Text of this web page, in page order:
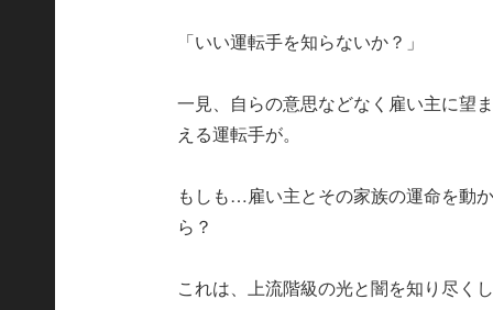
「いい運転手を知らないか？」
一見、自らの意思などなく雇い主に望
える運転手が。
もしも…雇い主とその家族の運命を動
ら？
これは、上流階級の光と闇を知り尽く